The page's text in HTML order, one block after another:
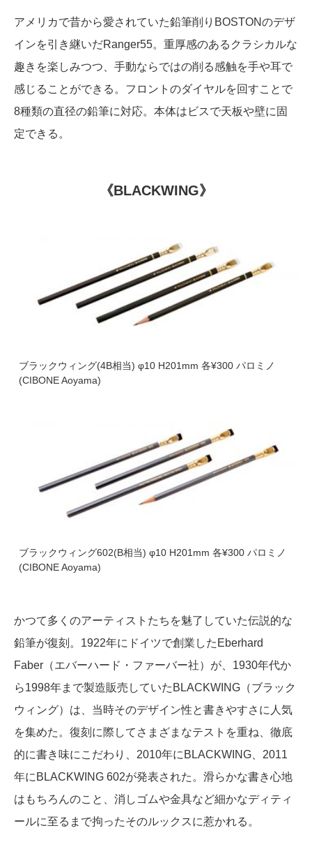
アメリカで昔から愛されていた鉛筆削りBOSTONのデザ
インを引き継いだRanger55。重厚感のあるクラシカルな
趣きを楽しみつつ、手動ならではの削る感触を手や耳で
感じることができる。フロントのダイヤルを回すことで
8種類の直径の鉛筆に対応。本体はビスで天板や壁に固
定できる。
《BLACKWING》
ブラックウィング(4B相当) φ10 H201mm 各¥300 パロミノ
(CIBONE Aoyama)
ブラックウィング602(B相当) φ10 H201mm 各¥300 パロミノ
(CIBONE Aoyama)
かつて多くのアーティストたちを魅了していた伝説的な
鉛筆が復刻。1922年にドイツで創業したEberhard
Faber（エバーハード・ファーバー社）が、1930年代か
ら1998年まで製造販売していたBLACKWING（ブラック
ウィング）は、当時そのデザイン性と書きやすさに人気
を集めた。復刻に際してさまざまなテストを重ね、徹底
的に書き味にこだわり、2010年にBLACKWING、2011
年にBLACKWING 602が発表された。滑らかな書き心地
はもちろんのこと、消しゴムや金具など細かなディティ
ールに至るまで拘ったそのルックスに惹かれる。